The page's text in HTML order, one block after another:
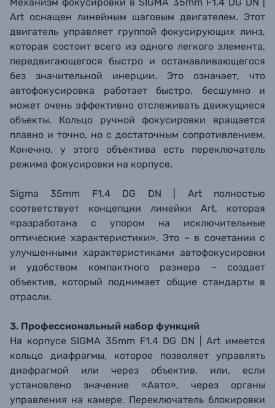
Art оснащен линейным шаговым двигателем. Этот
двигатель управляет группой фокусирующих линз,
которая состоит всего из одного легкого элемента,
передвигающегося быстро и останавливающегося
без значительной инерции. Это означает, что
автофокусировка работает быстро, бесшумно и
может очень эффективно отслеживать движущиеся
объекты. Кольцо ручной фокусировки вращается
плавно и точно, но с достаточным сопротивлением.
Конечно, у этого объектива есть переключатель
режима фокусировки на корпусе.
Sigma 35mm F1.4 DG DN | Art полностью
соответствует концепции линейки Art, которая
«разработана с упором на исключительные
оптические характеристики». Это – в сочетании с
улучшенными характеристиками автофокусировки
и удобством компактного размера – создает
объектив, который поднимает общие стандарты в
отрасли.
3. Профессиональный набор функций
На корпусе SIGMA 35mm F1.4 DG DN | Art имеется
кольцо диафрагмы, которое позволяет управлять
диафрагмой или через объектив, или, если
установлено значение «Авто», через органы
управления на камере. Переключатель блокировки